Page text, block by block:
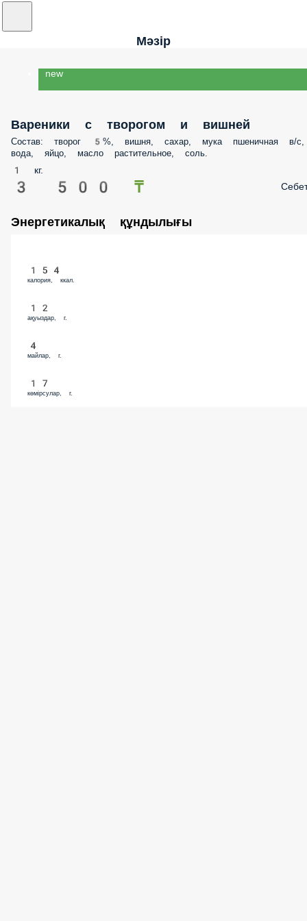
Мәзір
new
Вареники с творогом и вишней
Состав: творог 5%, вишня, сахар, мука пшеничная в/с,
вода, яйцо, масло растительное, соль.
1 кг.
3 500 ₸
Энергетикалық құндылығы
154
калория, ккал.
12
ақуыздар, г.
4
майлар, г.
17
көмірсулар, г.